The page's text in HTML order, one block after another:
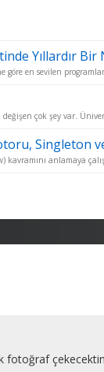
Yıllardır
göre en sevilen
çok şey var.
Singleton
kavramını anlamaya
fotoğraf